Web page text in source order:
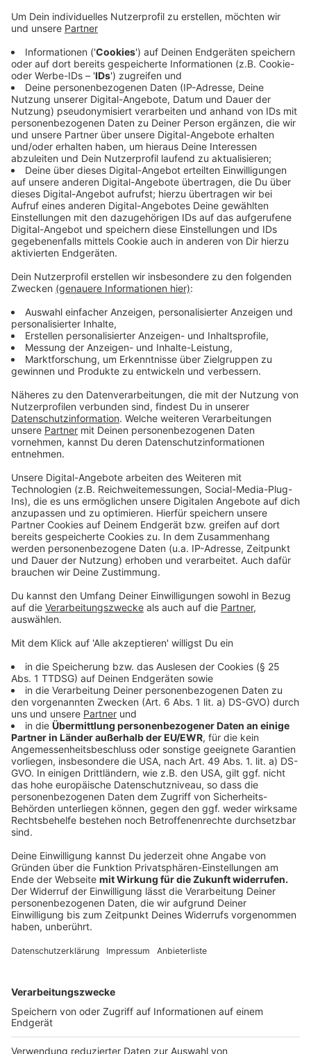
Akteure aus Krebsforschung, Forschungsförderung,
Gesundheitswesen, Wirtschaft und Gesellschaft in
Schon in den ersten zwölf Monaten ist es uns
gelungen, wichtige Maßnahmen auf den Weg zu
bringen. Für die Arbeit in der Dekade haben wir
drei hochrangig besetzte Arbeitsgruppen ins
Leben gerufen, die sich mit den zentralen Fragen
der Krebsforschung befassen. Erste
Empfehlungen liegen vor.
Anzeige
Das BMBA handelt
Anzeige
Förderung von Studien mit bis zu 62 Millionen
Euro, um Prävention, Diagnose und Therapie von
Krebserkrankungen zu verbessern
Krebsforschung wird ausgebaut, d.h. dass auch
das Nationale Zentrum für Tumorerkrankungen
(NCT) um vier neue Standorte erweitert wird;
Ausschreibungen laufen, im Sommer startet der
Auswahlprozess
Online-Dialog: rund 3.000 Bürger, Ärzte, Forscher
und Interessierte teilen Anregungen und
Meinungen zum Thema Krebsforschung;
Ergebnisse werden derzeit ausgewertet und
danach berücksichtigt
In diesem Jahr wird die Nationale Dekade gegen
auf europäische Ebene ausweiten. Mit dem Ziel
Neuerkrankungen zu verhindern und Betroffene besser
Anzeige
Hintergrund
Anzeige
Deutschlandweit erkranken jedes Jahr etwa 500.000
Menschen an Krebs, bis 2030 rechnen Experten mit
einem Anstieg auf etwa 600.000 Neuerkrankungen
jedes Jahr. In dieser Organisation arbeiten u.a. das
Deutsche Krebsforschungszentrum und die Deutsche
Gesellschaft für Hämatologie und Medizinische
Onkologie mit weiteren Akteuren zusammen, um
zentrale Forschungsaufgaben und Lösungsstrategien
rund um das Thema Krebs zu erarbeiten. Die Nationale
Dekade gegen Krebs fordert alle gesellschaftlichen
Gruppen dazu auf, sich der Arbeit der Dekade
Anzeige